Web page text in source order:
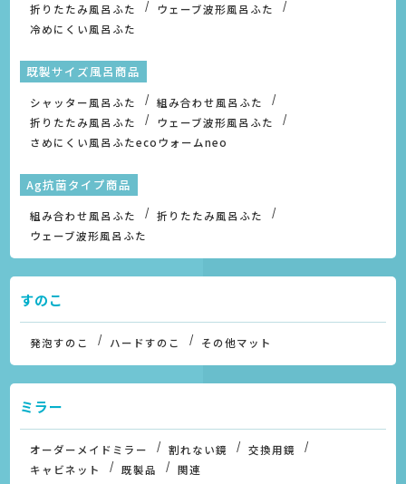
折りたたみ風呂ふた
ウェーブ波形風呂ふた
冷めにくい風呂ふた
既製サイズ風呂商品
シャッター風呂ふた
組み合わせ風呂ふた
折りたたみ風呂ふた
ウェーブ波形風呂ふた
さめにくい風呂ふたecoウォームneo
Ag抗菌タイプ商品
組み合わせ風呂ふた
折りたたみ風呂ふた
ウェーブ波形風呂ふた
すのこ
発泡すのこ ハードすのこ その他マット
ミラー
オーダーメイドミラー 割れない鏡
交換用鏡
キャビネット
既製品 関連